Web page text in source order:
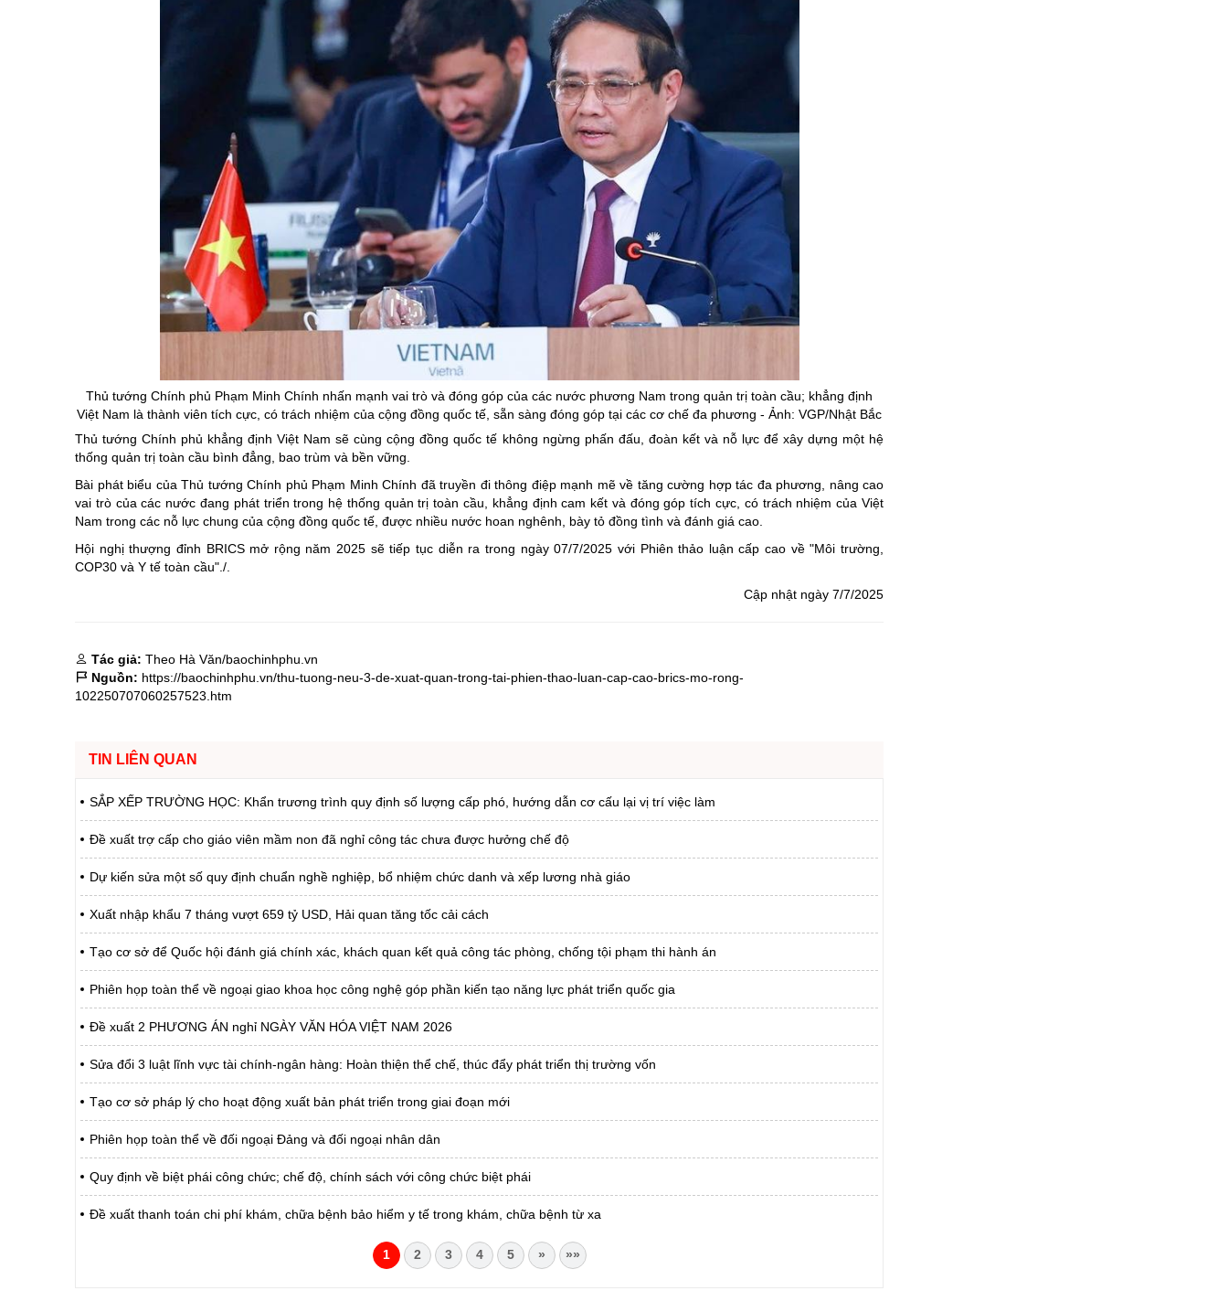
Thủ tướng Chính phủ Phạm Minh Chính nhấn mạnh vai trò và đóng góp của các nước phương Nam trong quản trị toàn cầu; khẳng định
Việt Nam là thành viên tích cực, có trách nhiệm của cộng đồng quốc tế, sẵn sàng đóng góp tại các cơ chế đa phương - Ảnh: VGP/Nhật Bắc
Thủ tướng Chính phủ khẳng định Việt Nam sẽ cùng cộng đồng quốc tế không ngừng phấn đấu, đoàn kết và nỗ lực để xây dựng một hệ
thống quản trị toàn cầu bình đẳng, bao trùm và bền vững.
Bài phát biểu của Thủ tướng Chính phủ Phạm Minh Chính đã truyền đi thông điệp mạnh mẽ về tăng cường hợp tác đa phương, nâng cao
vai trò của các nước đang phát triển trong hệ thống quản trị toàn cầu, khẳng định cam kết và đóng góp tích cực, có trách nhiệm của Việt
Nam trong các nỗ lực chung của cộng đồng quốc tế, được nhiều nước hoan nghênh, bày tỏ đồng tình và đánh giá cao.
Hội nghị thượng đỉnh BRICS mở rộng năm 2025 sẽ tiếp tục diễn ra trong ngày 07/7/2025 với Phiên thảo luận cấp cao về "Môi trường,
COP30 và Y tế toàn cầu"./.
Cập nhật ngày 7/7/2025
Tác giả: Theo Hà Văn/baochinhphu.vn
Nguồn: https://baochinhphu.vn/thu-tuong-neu-3-de-xuat-quan-trong-tai-phien-thao-luan-cap-cao-brics-mo-rong-
102250707060257523.htm
TIN LIÊN QUAN
SẮP XẾP TRƯỜNG HỌC: Khẩn trương trình quy định số lượng cấp phó, hướng dẫn cơ cấu lại vị trí việc làm
Đề xuất trợ cấp cho giáo viên mầm non đã nghỉ công tác chưa được hưởng chế độ
Dự kiến sửa một số quy định chuẩn nghề nghiệp, bổ nhiệm chức danh và xếp lương nhà giáo
Xuất nhập khẩu 7 tháng vượt 659 tỷ USD, Hải quan tăng tốc cải cách
Tạo cơ sở để Quốc hội đánh giá chính xác, khách quan kết quả công tác phòng, chống tội phạm thi hành án
Phiên họp toàn thể về ngoại giao khoa học công nghệ góp phần kiến tạo năng lực phát triển quốc gia
Đề xuất 2 PHƯƠNG ÁN nghỉ NGÀY VĂN HÓA VIỆT NAM 2026
Sửa đổi 3 luật lĩnh vực tài chính-ngân hàng: Hoàn thiện thể chế, thúc đẩy phát triển thị trường vốn
Tạo cơ sở pháp lý cho hoạt động xuất bản phát triển trong giai đoạn mới
Phiên họp toàn thể về đối ngoại Đảng và đối ngoại nhân dân
Quy định về biệt phái công chức; chế độ, chính sách với công chức biệt phái
Đề xuất thanh toán chi phí khám, chữa bệnh bảo hiểm y tế trong khám, chữa bệnh từ xa
1 2 3 4 5 » »»